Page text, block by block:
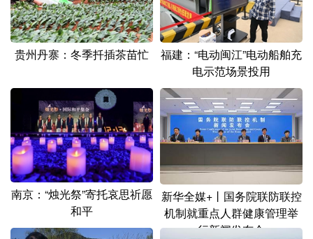
陕西 甘肃 青海 宁夏
新疆 内蒙古 黑龙江
English Español Français عربى
Русский язык
Deutsch Português
贵州丹寨：冬季扦插茶苗忙
福建：“电动闽江”电动船舶充
电示范场景投用
南京：“烛光祭”寄托哀思祈愿
和平
新华全媒+丨国务院联防联控
机制就重点人群健康管理举
行新闻发布会